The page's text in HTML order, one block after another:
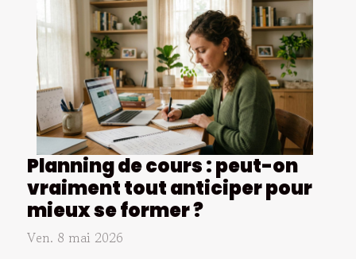
Planning de cours : peut-on
vraiment tout anticiper pour
mieux se former ?
Ven. 8 mai 2026